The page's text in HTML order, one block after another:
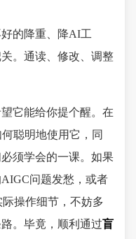
好的降重、降AI工
。通读、修改、调整
它能给你提个醒。在
聪明地使用它，同
须学会的一课。如果
AIGC问题发愁，或者
际操作细节，不妨多
。毕竟，顺利通过盲